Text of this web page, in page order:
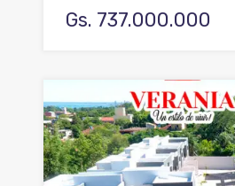
Gs. 737.000.000